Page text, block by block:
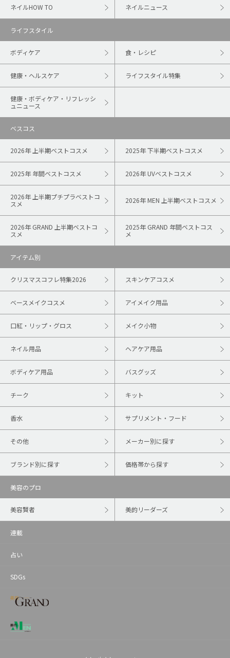
ネイルHOW TO ネイルニュース
ライフスタイル
ボディケア 食・レシピ
健康・ヘルスケア ライフスタイル特集
健康・ボディケア・リフレッシ
ュニュース
ベスコス
2026年 上半期ベストコスメ 2025年 下半期ベストコスメ
2025年 年間ベストコスメ 2026年 UVベストコスメ
2026年 上半期プチプラベストコ
スメ
2026年 MEN 上半期ベストコスメ
2026年 GRAND 上半期ベストコ
スメ
2025年 GRAND 年間ベストコス
メ
アイテム別
クリスマスコフレ特集2026 スキンケアコスメ
ベースメイクコスメ アイメイク用品
口紅・リップ・グロス メイク小物
ネイル用品 ヘアケア用品
ボディケア用品 バスグッズ
チーク キット
香水 サプリメント・フード
その他 メーカー別に探す
ブランド別に探す 価格帯から探す
美容のプロ
美容賢者 美的リーダーズ
連載
占い
SDGs